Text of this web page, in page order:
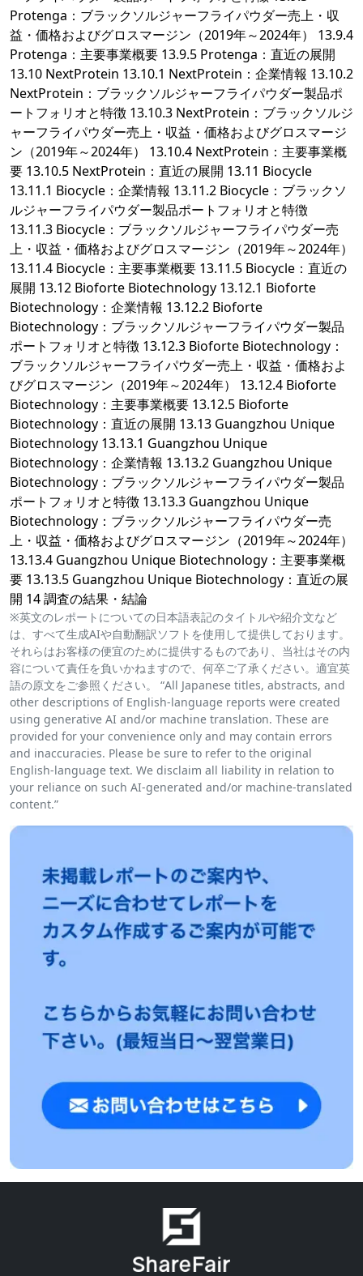
Protenga：ブラックソルジャーフライパウダー売上・収
益・価格およびグロスマージン（2019年～2024年） 13.9.4
Protenga：主要事業概要 13.9.5 Protenga：直近の展開
13.10 NextProtein 13.10.1 NextProtein：企業情報 13.10.2
NextProtein：ブラックソルジャーフライパウダー製品ポ
ートフォリオと特徴 13.10.3 NextProtein：ブラックソルジ
ャーフライパウダー売上・収益・価格およびグロスマージ
ン（2019年～2024年） 13.10.4 NextProtein：主要事業概
要 13.10.5 NextProtein：直近の展開 13.11 Biocycle
13.11.1 Biocycle：企業情報 13.11.2 Biocycle：ブラックソ
ルジャーフライパウダー製品ポートフォリオと特徴
13.11.3 Biocycle：ブラックソルジャーフライパウダー売
上・収益・価格およびグロスマージン（2019年～2024年）
13.11.4 Biocycle：主要事業概要 13.11.5 Biocycle：直近の
展開 13.12 Bioforte Biotechnology 13.12.1 Bioforte
Biotechnology：企業情報 13.12.2 Bioforte
Biotechnology：ブラックソルジャーフライパウダー製品
ポートフォリオと特徴 13.12.3 Bioforte Biotechnology：
ブラックソルジャーフライパウダー売上・収益・価格およ
びグロスマージン（2019年～2024年） 13.12.4 Bioforte
Biotechnology：主要事業概要 13.12.5 Bioforte
Biotechnology：直近の展開 13.13 Guangzhou Unique
Biotechnology 13.13.1 Guangzhou Unique
Biotechnology：企業情報 13.13.2 Guangzhou Unique
Biotechnology：ブラックソルジャーフライパウダー製品
ポートフォリオと特徴 13.13.3 Guangzhou Unique
Biotechnology：ブラックソルジャーフライパウダー売
上・収益・価格およびグロスマージン（2019年～2024年）
13.13.4 Guangzhou Unique Biotechnology：主要事業概
要 13.13.5 Guangzhou Unique Biotechnology：直近の展
開 14 調査の結果・結論
※英文のレポートについての日本語表記のタイトルや紹介文など
は、すべて生成AIや自動翻訳ソフトを使用して提供しております。
それらはお客様の便宜のために提供するものであり、当社はその内
容について責任を負いかねますので、何卒ご了承ください。適宜英
語の原文をご参照ください。 “All Japanese titles, abstracts, and
other descriptions of English-language reports were created
using generative AI and/or machine translation. These are
provided for your convenience only and may contain errors
and inaccuracies. Please be sure to refer to the original
English-language text. We disclaim all liability in relation to
your reliance on such AI-generated and/or machine-translated
content.”